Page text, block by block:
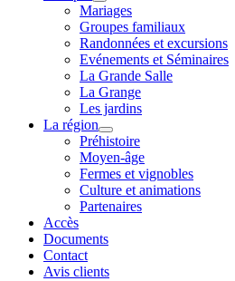
Mariages
Groupes familiaux
Randonnées et excursions
Evénements et Séminaires
La Grande Salle
La Grange
Les jardins
La région
Préhistoire
Moyen-âge
Fermes et vignobles
Culture et animations
Partenaires
Accès
Documents
Contact
Avis clients